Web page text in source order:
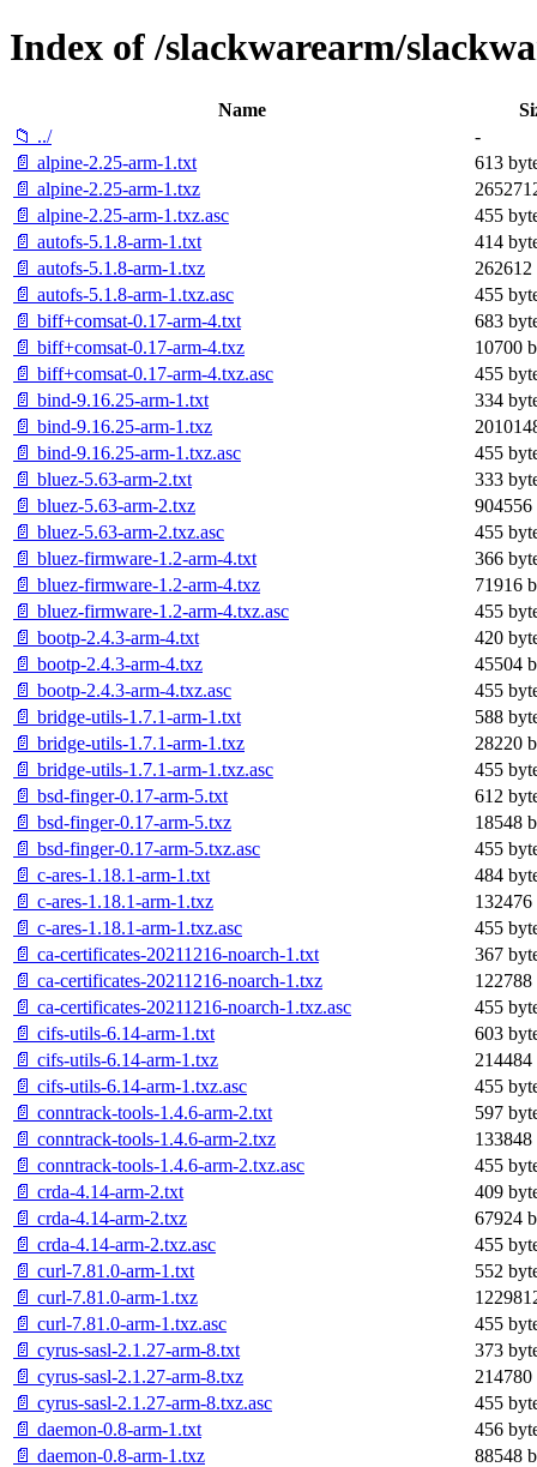
Index of /slackwarearm/
Name
📁 ../
-
📄 alpine-2.25-arm-1.txt
613
📄 alpine-2.25-arm-1.txz
📄 alpine-2.25-arm-1.txz.asc
455
📄 autofs-5.1.8-arm-1.txt
414
📄 autofs-5.1.8-arm-1.txz
262612
📄 autofs-5.1.8-arm-1.txz.asc
455
📄 biff+comsat-0.17-arm-4.txt
683
📄 biff+comsat-0.17-arm-4.txz
10700
📄 biff+comsat-0.17-arm-4.txz.asc
455
📄 bind-9.16.25-arm-1.txt
334
📄 bind-9.16.25-arm-1.txz
📄 bind-9.16.25-arm-1.txz.asc
455
📄 bluez-5.63-arm-2.txt
333
📄 bluez-5.63-arm-2.txz
904556
📄 bluez-5.63-arm-2.txz.asc
455
📄 bluez-firmware-1.2-arm-4.txt
366
📄 bluez-firmware-1.2-arm-4.txz
71916
📄 bluez-firmware-1.2-arm-4.txz.asc
455
📄 bootp-2.4.3-arm-4.txt
420
📄 bootp-2.4.3-arm-4.txz
45504
📄 bootp-2.4.3-arm-4.txz.asc
455
📄 bridge-utils-1.7.1-arm-1.txt
588
📄 bridge-utils-1.7.1-arm-1.txz
28220
📄 bridge-utils-1.7.1-arm-1.txz.asc
455
📄 bsd-finger-0.17-arm-5.txt
612
📄 bsd-finger-0.17-arm-5.txz
18548
📄 bsd-finger-0.17-arm-5.txz.asc
455
📄 c-ares-1.18.1-arm-1.txt
484
📄 c-ares-1.18.1-arm-1.txz
132476
📄 c-ares-1.18.1-arm-1.txz.asc
455
📄 ca-certificates-20211216-noarch-1.txt
367
📄 ca-certificates-20211216-noarch-1.txz
122788
📄 ca-certificates-20211216-noarch-1.txz.asc
455
📄 cifs-utils-6.14-arm-1.txt
603
📄 cifs-utils-6.14-arm-1.txz
214484
📄 cifs-utils-6.14-arm-1.txz.asc
455
📄 conntrack-tools-1.4.6-arm-2.txt
597
📄 conntrack-tools-1.4.6-arm-2.txz
133848
📄 conntrack-tools-1.4.6-arm-2.txz.asc
455
📄 crda-4.14-arm-2.txt
409
📄 crda-4.14-arm-2.txz
67924
📄 crda-4.14-arm-2.txz.asc
455
📄 curl-7.81.0-arm-1.txt
552
📄 curl-7.81.0-arm-1.txz
📄 curl-7.81.0-arm-1.txz.asc
455
📄 cyrus-sasl-2.1.27-arm-8.txt
373
📄 cyrus-sasl-2.1.27-arm-8.txz
214780
📄 cyrus-sasl-2.1.27-arm-8.txz.asc
455
📄 daemon-0.8-arm-1.txt
456
📄 daemon-0.8-arm-1.txz
88548